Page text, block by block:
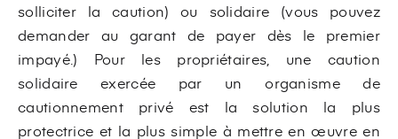
solliciter la caution) ou solidaire (vous pouvez
demander au garant de payer dès le premier
impayé.) Pour les propriétaires, une caution
solidaire exercée par un organisme de
cautionnement privé est la solution la plus
protectrice et la plus simple à mettre en œuvre en